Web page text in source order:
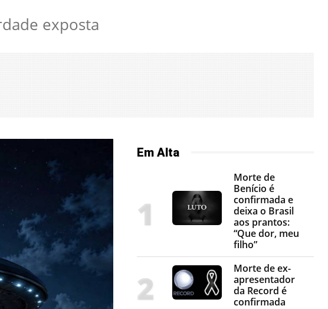
exposta
Em Alta
Morte de
Benício é
confirmada e
deixa o Brasil
aos prantos:
“Que dor, meu
filho”
Morte de ex-
apresentador
da Record é
confirmada